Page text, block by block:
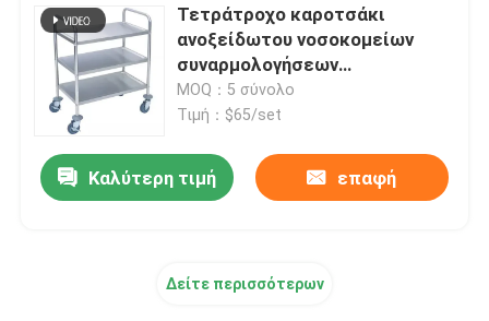
Συναρμολογήσεις εργαστηρίων
Τετράτροχο καροτσάκι
ανοξείδωτου νοσοκομείων
συναρμολογήσεων
εργαστηρίων καροτσακιών
επιδέσμου SS
MOQ：5 σύνολο
Τιμή：$65/set
Καλύτερη τιμή επαφή
Δείτε περισσότερων